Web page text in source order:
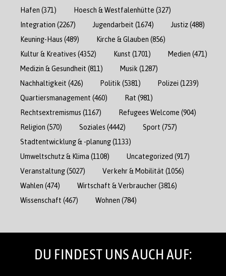
Hafen (371) Hoesch & Westfalenhütte (327)
Integration (2267) Jugendarbeit (1674) Justiz(488)
Keuning-Haus (489) Kirche & Glauben (856)
Kultur & Kreatives (4352) Kunst (1701) Medien (471)
Medizin & Gesundheit (811) Musik (1287)
Nachhaltigkeit (426) Politik (5381) Polizei (1239)
Quartiersmanagement (460) Rat (981)
Rechtsextremismus (1167) Refugees Welcome (904)
Religion (570) Soziales (4442) Sport (757)
Stadtentwicklung & -planung(1133)
Umweltschutz & Klima (1108) Uncategorized (917)
Veranstaltung(5027) Verkehr & Mobilität (1056)
Wahlen (474) Wirtschaft & Verbraucher(3816)
Wissenschaft (467) Wohnen (784)
DU FINDEST UNS AUCH AUF: